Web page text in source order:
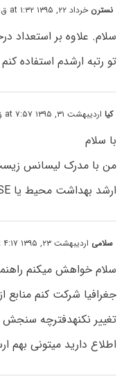
نسترن خرداد ۲۲, ۱۳۹۵ at ۱:۳۲ ق٫ظ
سلام. علاوه بر استعداد
تو رتبه ارشدم استفاده کنم
کیااردیبهشت ۳۱, ۱۳۹۵ at ۷:۵۷ ق٫ظ
با سلام
من با مدرک لیسانس
ارشد بهداشت محیط یا HSE علوم پزشکی شرکت کنم؟
سلامی اردیبهشت ۲۳, ۱۳۹۵ at ۴:۱۷ ب٫ظ
جغرافیا شرکت کنم منابع
اطلاع دارید میتونی بهم